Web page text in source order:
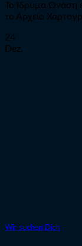
To Ίδρυμα Ωνάση
το Αρχείο
24
Dez.
Wir suchen Dich